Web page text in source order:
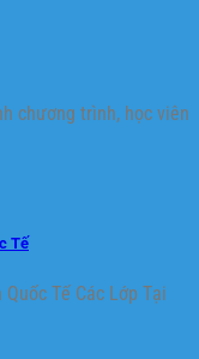
chương trình, học viên
Tế
Tế Các Lớp Tại